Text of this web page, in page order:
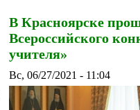
В Красноярске
Всероссийского
учителя»
Вс, 06/27/2021 - 11:04